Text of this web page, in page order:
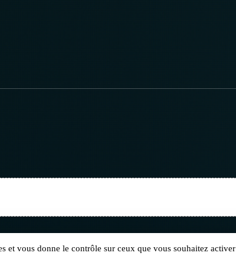
et vous donne le contrôle sur ceux que vous souhaitez activer